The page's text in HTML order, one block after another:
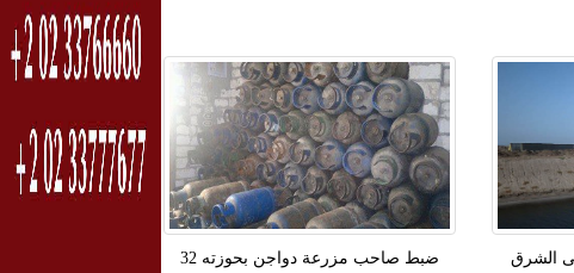
ضبط صاحب مزرعة دواجن بحوزته 32
الشرق